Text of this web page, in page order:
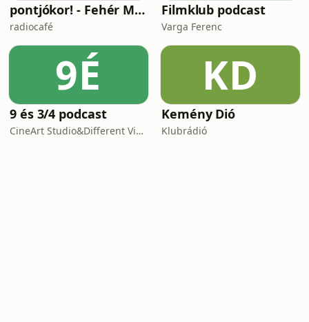
pontjókor! - Fehér Mariannal
radiocafé
Filmklub podcast
Varga Ferenc
9É
9 és 3/4 podcast
CineArt Studio&Different View Production
KD
Kemény Dió
Klubrádió